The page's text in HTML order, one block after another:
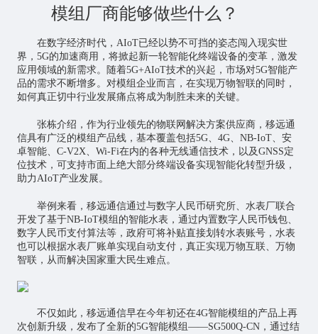
模组厂商能够做些什么？
在数字经济时代，AIoT已经以势不可挡的姿态闯入现实世
界，5G的加速商用，将掀起新一轮智能化终端设备的变革，激发
应用领域的新需求。随着5G+AIoT技术的兴起，市场对5G智能产
品的需求不断增多。对模组企业而言，在实现万物智联的同时，
如何真正切中行业发展痛点将成为制胜未来的关键。
张栋介绍，作为行业领先的物联网解决方案供应商，移远通
信具有广泛的模组产品线，基本覆盖包括5G、4G、NB-IoT、安
卓智能、C-V2X、Wi-Fi在内的各种无线通信技术，以及GNSS定
位技术，可支持市面上绝大部分终端设备实现智能化转型升级，
助力AIoT产业发展。
举例来看，移远通信通过与数字人民币研究所、水表厂联合
开发了基于NB-IoT模组的智能水表，通过内置数字人民币钱包、
数字人民币支付算法等，政府可将补贴直接划转水表账号，水表
也可以根据水表厂账单实现自动支付，真正实现万物互联、万物
智联，从而解决国家重大民生难点。
不仅如此，移远通信早在今年初还在4G智能模组的产品上再
次创新升级，发布了全新的5G智能模组——SG500Q-CN，通过结